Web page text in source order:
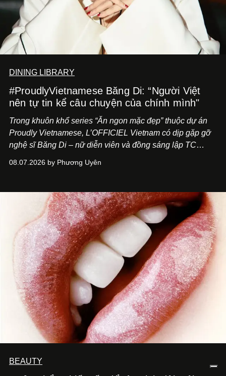
DINING LIBRARY
#ProudlyVietnamese Băng Di: “Người Việt
nên tự tin kể câu chuyện của chính mình"
Trong khuôn khổ series “Ăn ngon mặc đẹp” thuộc dự án
Proudly Vietnamese, L’OFFICIEL Vietnam có dịp gặp gỡ
nghệ sĩ Băng Di – nữ diễn viên và đồng sáng lập TC
Kitchen Bar và SALEM tại TP.HCM.
08.07.2026 by Phương Uyên
BEAUTY